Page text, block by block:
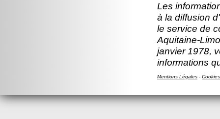
Les
à la diffusion
le service de
Aquitaine-
janvier 1978,
informations
Mentions Légales - Cookies